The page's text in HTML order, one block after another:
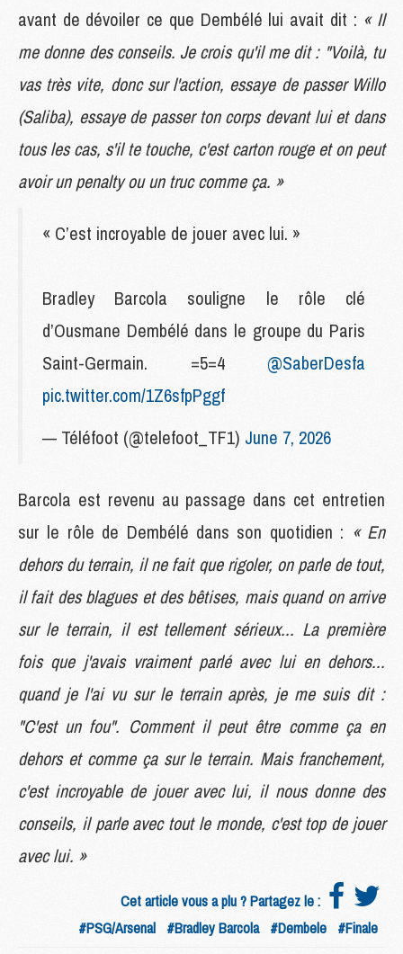
avant de dévoiler ce que Dembélé lui avait dit : « Il
me donne des conseils. Je crois qu'il me dit : "Voilà, tu
vas très vite, donc sur l'action, essaye de passer Willo
(Saliba), essaye de passer ton corps devant lui et dans
tous les cas, s'il te touche, c'est carton rouge et on peut
avoir un penalty ou un truc comme ça. »
« C’est incroyable de jouer avec lui. »
Bradley Barcola souligne le rôle clé
d’Ousmane Dembélé dans le groupe du Paris
Saint-Germain. =5=4 @SaberDesfa
pic.twitter.com/1Z6sfpPggf
— Téléfoot (@telefoot_TF1) June 7, 2026
Barcola est revenu au passage dans cet entretien
sur le rôle de Dembélé dans son quotidien : « En
dehors du terrain, il ne fait que rigoler, on parle de tout,
il fait des blagues et des bêtises, mais quand on arrive
sur le terrain, il est tellement sérieux... La première
fois que j'avais vraiment parlé avec lui en dehors...
quand je l'ai vu sur le terrain après, je me suis dit :
"C'est un fou". Comment il peut être comme ça en
dehors et comme ça sur le terrain. Mais franchement,
c'est incroyable de jouer avec lui, il nous donne des
conseils, il parle avec tout le monde, c'est top de jouer
avec lui. »
Cet article vous a plu ? Partagez le :
#PSG/Arsenal #Bradley Barcola #Dembele #Finale